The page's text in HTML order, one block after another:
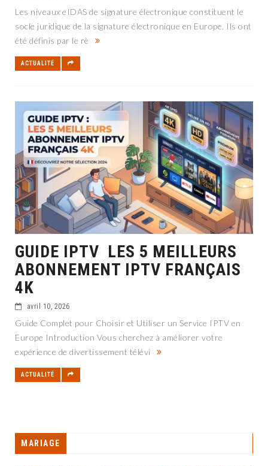
Les niveaux eIDAS de signature électronique constituent le
socle juridique de la signature électronique en Europe. Ils ont
été définis par le rè
ACTUALITÉ
GUIDE IPTV LES 5 MEILLEURS
ABONNEMENT IPTV FRANÇAIS
4K
avril 10, 2026
Guide Complet pour Choisir et Utiliser un Service IPTV en
Europe Introduction Vous cherchez à améliorer votre
expérience de divertissement télévi
ACTUALITÉ
MARIAGE